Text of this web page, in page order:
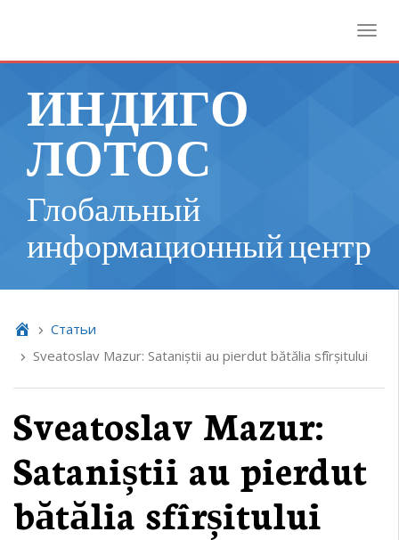
ИНДИГО
ЛОТОС
Глобальный
информационный центр
Cтатьи
Sveatoslav Mazur: Sataniștii au pierdut bătălia sfîrșitului
Sveatoslav Mazur:
Sataniștii au pierdut
bătălia sfîrșitului